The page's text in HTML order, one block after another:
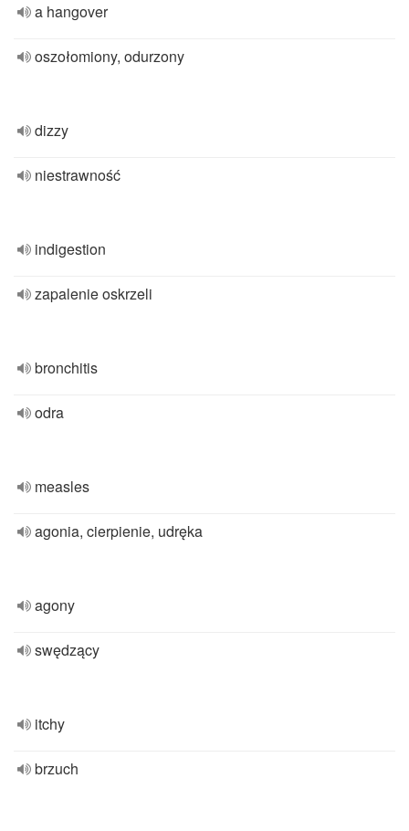
a hangover
oszołomiony, odurzony
dizzy
niestrawność
indigestion
zapalenie oskrzeli
bronchitis
odra
measles
agonia, cierpienie, udręka
agony
swędzący
itchy
brzuch